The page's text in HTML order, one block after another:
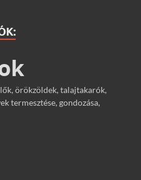
örökzöldek, talajtakarók,
termesztése, gondozása,